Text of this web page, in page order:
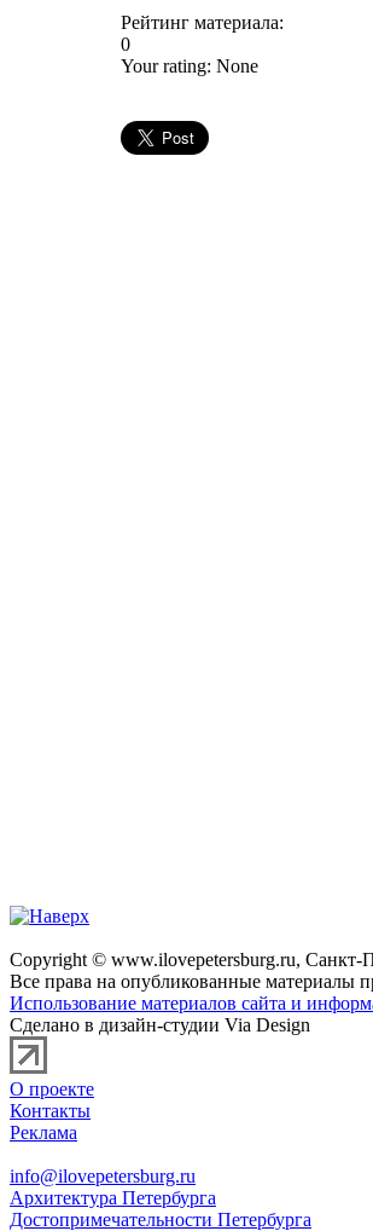
Рейтинг материала:
0
Your rating: None
Copyright © www.ilovepetersburg.ru, Санкт-
Все права на опубликованные материалы
Использование материалов сайта и
Сделано в дизайн-студии Via Design
О проекте
Контакты
Реклама
info@ilovepetersburg.ru
Архитектура Петербурга
Достопримечательности Петербурга